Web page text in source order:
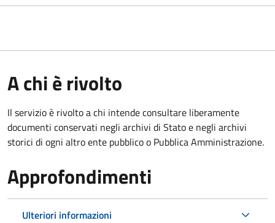
A chi è rivolto
Il servizio è rivolto a chi intende consultare liberamente
documenti conservati negli archivi di Stato e negli archivi
storici di ogni altro ente pubblico o Pubblica Amministrazione.
Approfondimenti
Ulteriori informazioni